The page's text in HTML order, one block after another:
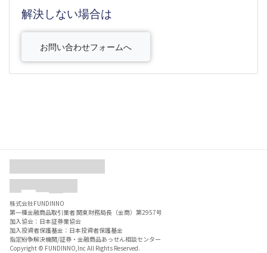
解決しない場合は
お問い合わせフォームへ
株式会社FUNDINNO
第一種金融商品取引業者 関東財務局長（金商）第2957号
加入協会：日本証券業協会
加入投資者保護基金：日本投資者保護基金
指定紛争解決機関/証券・金融商品あっせん相談センター
Copyright © FUNDINNO,Inc All Rights Reserved.